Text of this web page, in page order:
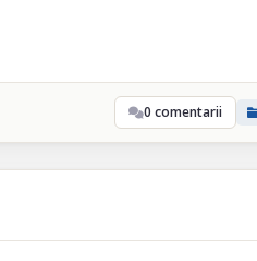
0 comentarii